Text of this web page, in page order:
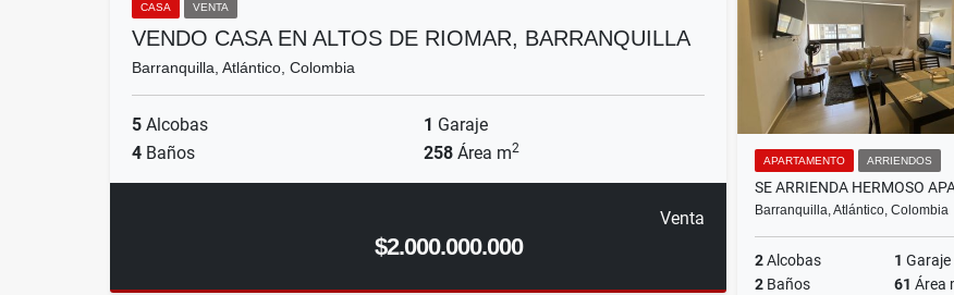
CASA VENTA
VENDO CASA EN ALTOS DE RIOMAR, BARRANQUILLA
Barranquilla, Atlántico, Colombia
5 Alcobas 1 Garaje
4 Baños 258 Área m2
Venta
$2.000.000.000
APARTAMENTO ARRIENDOS
Barranquilla, Atlántico, Colombia
2Alcobas 1 Garaje
2 Baños 61 Área